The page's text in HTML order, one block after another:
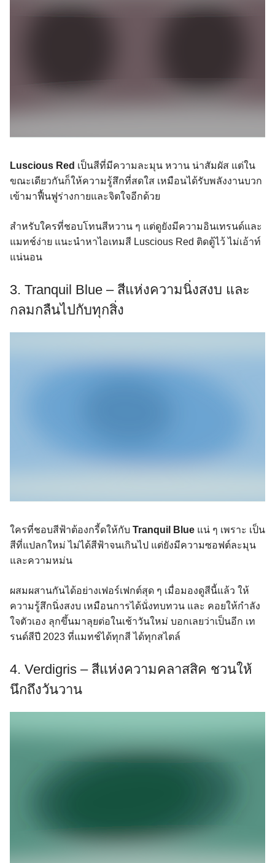
Luscious Red เป็นสีที่มีความละมุน หวาน น่าสัมผัส แต่ใน
ขณะเดียวกันก็ให้ความรู้สึกที่สดใส เหมือนได้รับพลังงานบวก
เข้ามาฟื้นฟูร่างกายและจิตใจอีกด้วย
สำหรับใครที่ชอบโทนสีหวาน ๆ แต่ดูยังมีความอินเทรนด์และ
แมทช์ง่าย แนะนำหาไอเทมสี Luscious Red ติดตู้ไว้ ไม่เอ้าท์
แน่นอน
3. Tranquil Blue – สีแห่งความนิ่งสงบ และ
กลมกลืนไปกับทุกสิ่ง
ใครที่ชอบสีฟ้าต้องกรี้ดให้กับ Tranquil Blue แน่ ๆ เพราะ เป็น
สีที่แปลกใหม่ ไม่ได้สีฟ้าจนเกินไป แต่ยังมีความซอฟต์ละมุน
และความหม่น
ผสมผสานกันได้อย่างเฟอร์เฟกต์สุด ๆ เมื่อมองดูสีนี้แล้ว ให้
ความรู้สึกนิ่งสงบ เหมือนการได้นั่งทบทวน และ คอยให้กำลัง
ใจตัวเอง ลุกขึ้นมาลุยต่อในเช้าวันใหม่ บอกเลยว่าเป็นอีก เท
รนด์สีปี 2023 ที่แมทช์ได้ทุกสี ได้ทุกสไตล์
4. Verdigris – สีแห่งความคลาสสิค ชวนให้
นึกถึงวันวาน